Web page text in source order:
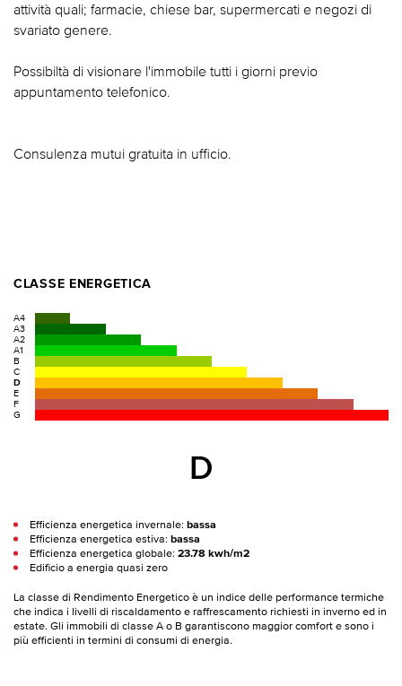
attività quali; farmacie, chiese bar, supermercati e negozi di
svariato genere.
Possibiltà di visionare l'immobile tutti i giorni previo
appuntamento telefonico.
Consulenza mutui gratuita in ufficio.
CLASSE ENERGETICA
A4
A3
A2
A1
B
C
D
E
F
G
D
Efficienza energetica invernale: bassa
Efficienza energetica estiva: bassa
Efficienza energetica globale: 23.78 kwh/m2
Edificio a energia quasi zero
La classe di Rendimento Energetico è un indice delle performance termiche
che indica i livelli di riscaldamento e raffrescamento richiesti in inverno ed in
estate. Gli immobili di classe A o B garantiscono maggior comfort e sono i
più efficienti in termini di consumi di energia.